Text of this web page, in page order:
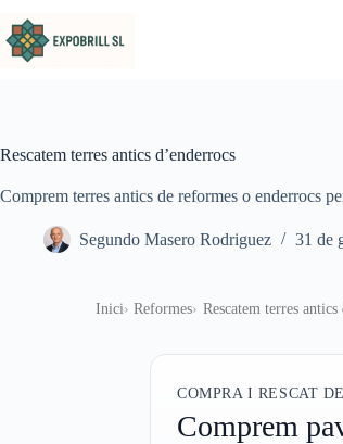
Rescatem terres antics d’enderrocs
Comprem terres antics de reformes o enderrocs
Segundo Masero Rodriguez 31 de
Inici Reformes Rescatem terres antics
COMPRA I RESCAT
Comprem